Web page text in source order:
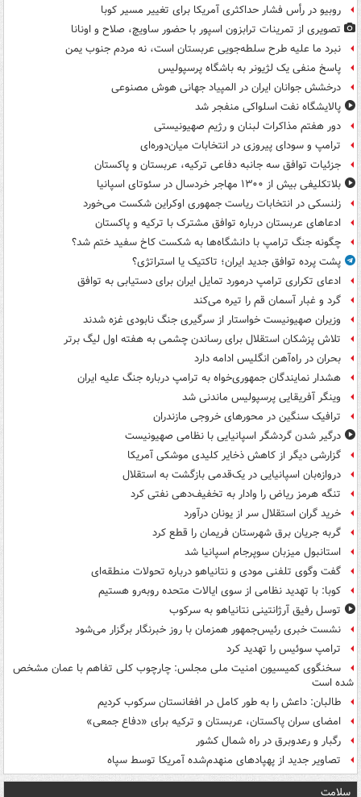
روبیو در رأس فشار حداکثری آمریکا برای تغییر مسیر کوبا
تصویری از تمرینات ترابزون اسپور با حضور ساویچ، صلاح و اونانا
نبرد ما علیه طرح سلطه‌جویی عربستان است، نه مردم جنوب یمن
پاسخ منفی یک لژیونر به باشگاه پرسپولیس
درخشش جوانان ایران در المپیاد جهانی هوش مصنوعی
پالایشگاه نفت اسلواکی منفجر شد
دور هفتم مذاکرات لبنان و رژیم صهیونیستی
ترامپ و سودای پیروزی در انتخابات میان‌دوره‌ای
جزئیات توافق سه جانبه دفاعی ترکیه، عربستان و پاکستان
بلاتکلیفی بیش از ۱۳۰۰ مهاجر خردسال در سئوتای اسپانیا
زلنسکی در انتخابات ریاست جمهوری اوکراین شکست می‌خورد
ادعاهای عربستان درباره توافق مشترک با ترکیه و پاکستان
چگونه جنگ ترامپ با دانشگاه‌ها به شکست کاخ سفید ختم شد؟
پشت پرده توافق جدید ایران؛ تاکتیک یا استراتژی؟
ادعای تکراری ترامپ درمورد تمایل ایران برای دستیابی به توافق
گرد و غبار آسمان قم را تیره می‌کند
وزیران صهیونیست خواستار از سرگیری جنگ نابودی غزه شدند
تلاش پزشکان استقلال برای رساندن چشمی به هفته اول لیگ برتر
بحران در راه‌آهن انگلیس ادامه دارد
هشدار نمایندگان جمهوری‌خواه به ترامپ درباره جنگ علیه ایران
وینگر آفریقایی پرسپولیس ماندنی شد
ترافیک سنگین در محورهای خروجی مازندران
درگیر شدن گردشگر اسپانیایی با نظامی صهیونیست
گزارشی دیگر از کاهش ذخایر کلیدی موشکی آمریکا
دروازه‌بان اسپانیایی در یک‌قدمی بازگشت به استقلال
تنگه هرمز ریاض را وادار به تخفیف‌دهی نفتی کرد
خرید گران استقلال سر از یونان درآورد
گربه جریان برق شهرستان فریمان را قطع کرد
استانبول میزبان سوپرجام اسپانیا شد
گفت وگوی تلفنی مودی و نتانیاهو درباره تحولات منطقه‌ای
کوبا: با تهدید نظامی از سوی ایالات متحده روبه‌رو هستیم
توسل رفیق آرژانتینی نتانیاهو به سرکوب
نشست خبری رئیس‌جمهور همزمان با روز خبرنگار برگزار می‌شود
ترامپ سوئیس را تهدید کرد
سخنگوی کمیسیون امنیت ملی مجلس: چارچوب کلی تفاهم با عمان مشخص
شده است
طالبان: داعش را به طور کامل در افغانستان سرکوب کردیم
امضای سران پاکستان، عربستان و ترکیه برای «دفاع جمعی»
رگبار و رعدوبرق در راه شمال کشور
تصاویر جدید از پهپادهای منهدم‌شده آمریکا توسط سپاه
سلامت